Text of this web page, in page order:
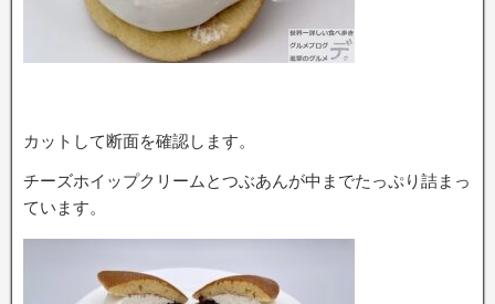
カットして断面を確認します。
チーズホイップクリームとつぶあんが中までたっぷり詰まっ
ています。